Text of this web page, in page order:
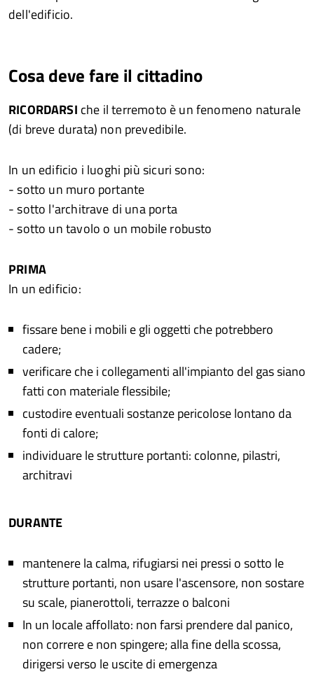
dell'edificio.
Cosa deve fare il cittadino
RICORDARSI che il terremoto è un fenomeno naturale
(di breve durata) non prevedibile.
In un edificio i luoghi più sicuri sono:
- sotto un muro portante
- sotto l'architrave di una porta
- sotto un tavolo o un mobile robusto
PRIMA
In un edificio:
fissare bene i mobili e gli oggetti che potrebbero
cadere;
verificare che i collegamenti all'impianto del gas siano
fatti con materiale flessibile;
custodire eventuali sostanze pericolose lontano da
fonti di calore;
individuare le strutture portanti: colonne, pilastri,
architravi
DURANTE
mantenere la calma, rifugiarsi nei pressi o sotto le
strutture portanti, non usare l'ascensore, non sostare
su scale, pianerottoli, terrazze o balconi
In un locale affollato: non farsi prendere dal panico,
non correre e non spingere; alla fine della scossa,
dirigersi verso le uscite di emergenza